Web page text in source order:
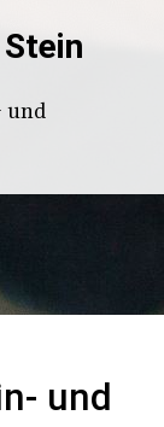
und
und